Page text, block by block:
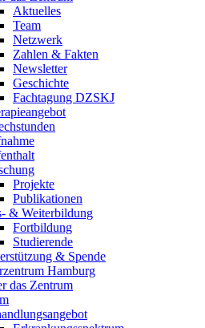
Aktuelles
Team
Netzwerk
Zahlen & Fakten
Newsletter
Geschichte
Fachtagung DZSKJ
Projekte
Publikationen
& Weiterbildung
Fortbildung
Studierende
& Spende
Hamburg
das Zentrum